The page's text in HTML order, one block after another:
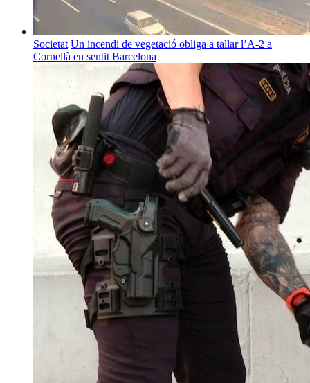
Societat Un incendi de vegetació obliga a tallar l’A-2 a
Cornellà en sentit Barcelona